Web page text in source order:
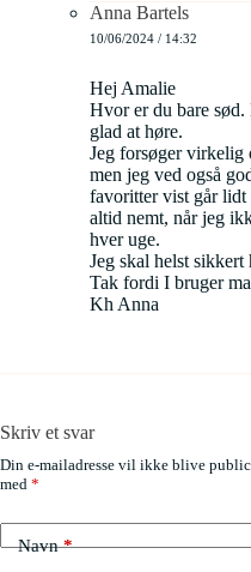
Anna Bartels
10/06/2024 / 14:32
Hej Amalie
Hvor er du bare sød.
glad at høre.
Jeg forsøger virkelig
men jeg ved også
favoritter vist går
altid nemt, når jeg
hver uge.
Jeg skal helst sikkert
Tak fordi I bruger
Kh Anna
Skriv et svar
Din e-mailadresse vil ikke blive
med *
Navn*